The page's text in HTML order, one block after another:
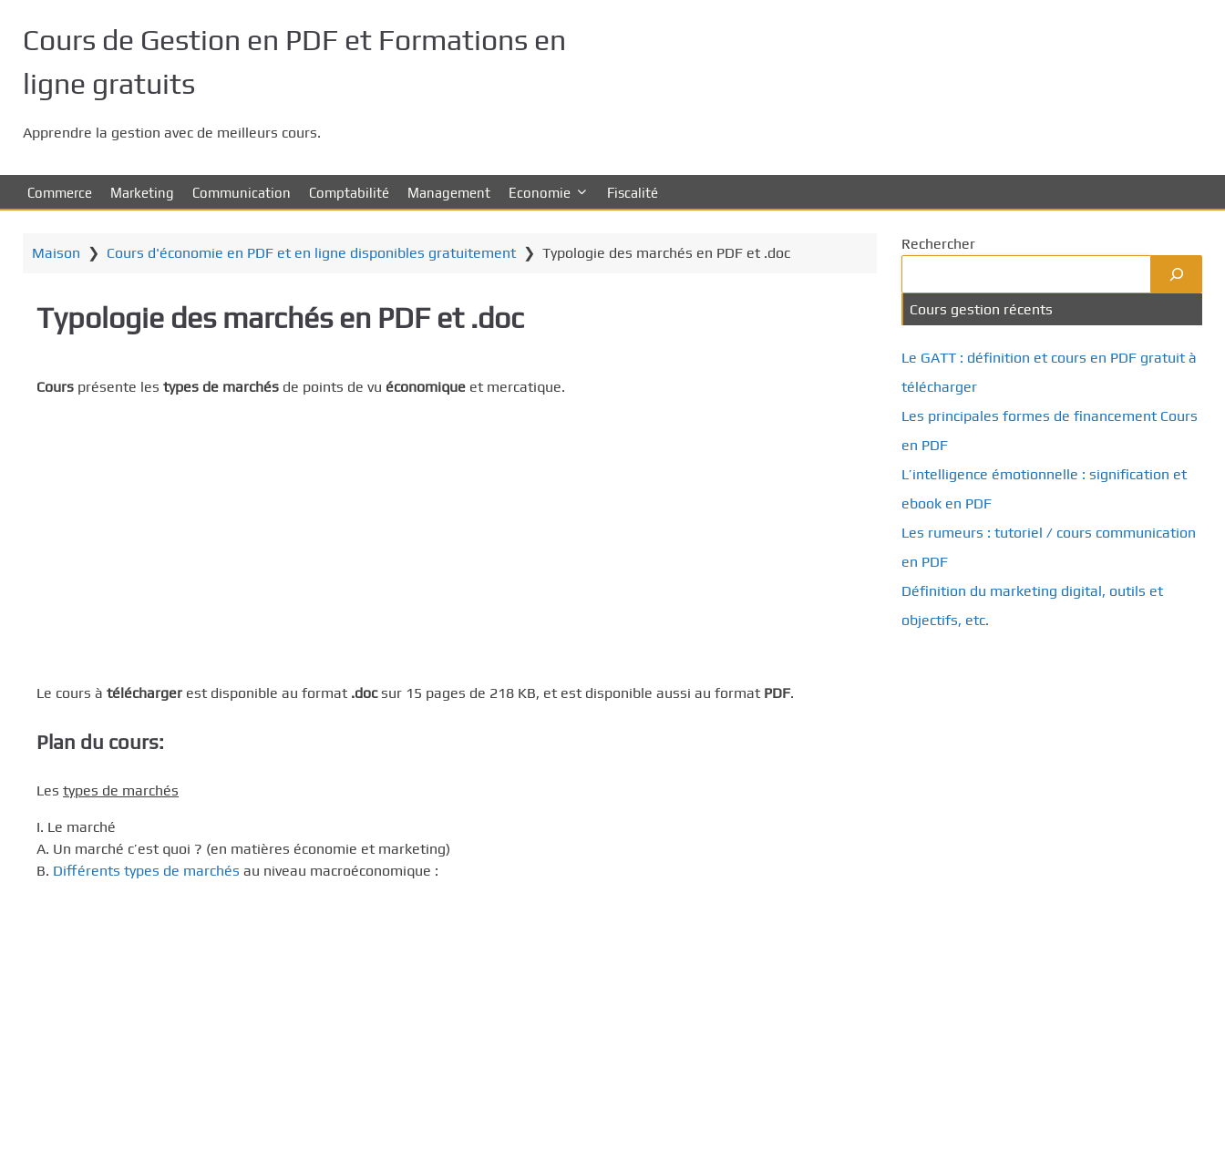
o
Cours de Gestion en PDF et Formations en
ligne gratuits
Apprendre la gestion avec de meilleurs cours.
Commerce Marketing Communication Comptabilité Management Economie Fiscalité
Maison ❯ Cours d'économie en PDF et en ligne disponibles gratuitement ❯ Typologie des marchés en PDF et .doc
Typologie des marchés en PDF et .doc
Cours présente les types de marchés de points de vu économique et mercatique.
Le cours à télécharger est disponible au format .docsur 15 pages de 218 KB, et est disponible aussi au format PDF.
Plan du cours:
Les types de marchés
I. Le marché
A. Un marché c’est quoi ? (en matières économie et marketing)
B. Différents types de marchés au niveau macroéconomique :
Rechercher
Cours gestion récents
Le GATT : définition et cours en PDF gratuit à
télécharger
Les principales formes de financement Cours
en PDF
L’intelligence émotionnelle : signification et
ebook en PDF
Les rumeurs : tutoriel / cours communication
en PDF
Définition du marketing digital, outils et
objectifs, etc.